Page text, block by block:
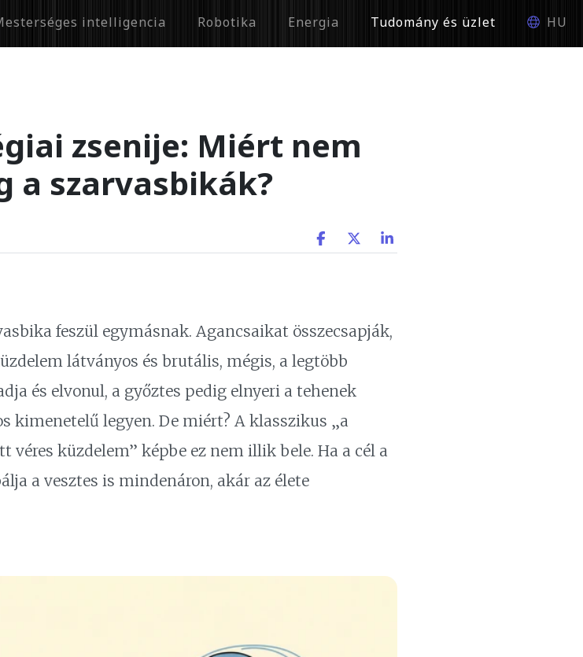
intelligencia Robotika Energia Tudomány és üzlet HU
zsenije: Miért nem
a szarvasbikák?
feszül egymásnak. Agancsaikat összecsapják,
látványos és brutális, mégis, a legtöbb
és elvonul, a győztes pedig elnyeri a tehenek
kimenetelű legyen. De miért? A klasszikus „a
küzdelem” képbe ez nem illik bele. Ha a cél a
a vesztes is mindenáron, akár az élete